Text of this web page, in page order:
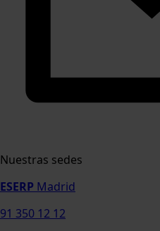
Nuestras sedes
ESERP Madrid
91 350 12 12